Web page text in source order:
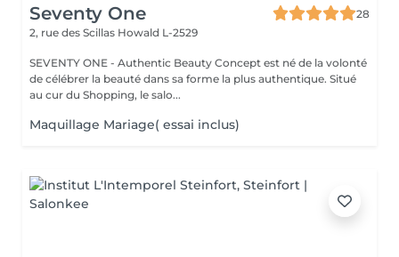
Seventy One
28
2, rue des Scillas Howald L-2529
SEVENTY ONE - Authentic Beauty Concept est né de la volonté
de célébrer la beauté dans sa forme la plus authentique. Situé
au cur du Shopping, le salo...
Maquillage Mariage( essai inclus)